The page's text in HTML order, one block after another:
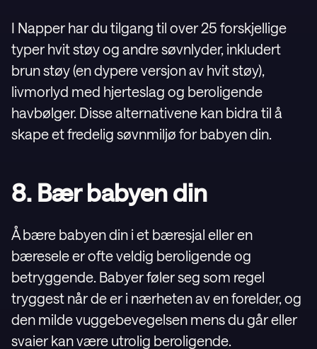
I Napper har du tilgang til over 25 forskjellige
typer hvit støy og andre søvnlyder, inkludert
brun støy (en dypere versjon av hvit støy),
livmorlyd med hjerteslag og beroligende
havbølger. Disse alternativene kan bidra til å
skape et fredelig søvnmiljø for babyen din.
8. Bær babyen din
Å bære babyen din i et bæresjal eller en
bæresele er ofte veldig beroligende og
betryggende. Babyer føler seg som regel
tryggest når de er i nærheten av en forelder, og
den milde vuggebevegelsen mens du går eller
svaier kan være utrolig beroligende.